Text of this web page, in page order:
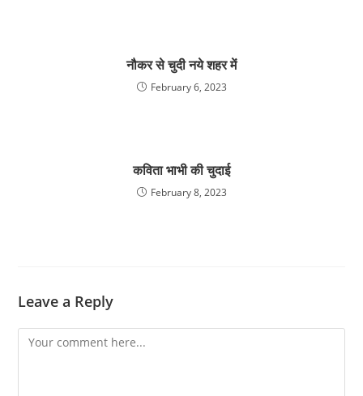
नौकर से चुदी नये शहर में
February 6, 2023
कविता भाभी की चुदाई
February 8, 2023
Leave a Reply
Comment